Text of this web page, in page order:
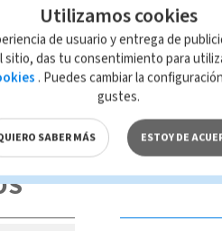
que es propiedad de
Utilizamos cookies
de usuario y entrega de
sitio, das tu consentimiento para
. Puedes cambiar la
gustes.
SABER MÁS ESTOY DE